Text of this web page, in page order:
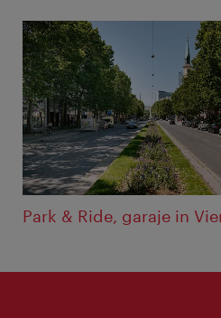
Park & Ride, garaje in